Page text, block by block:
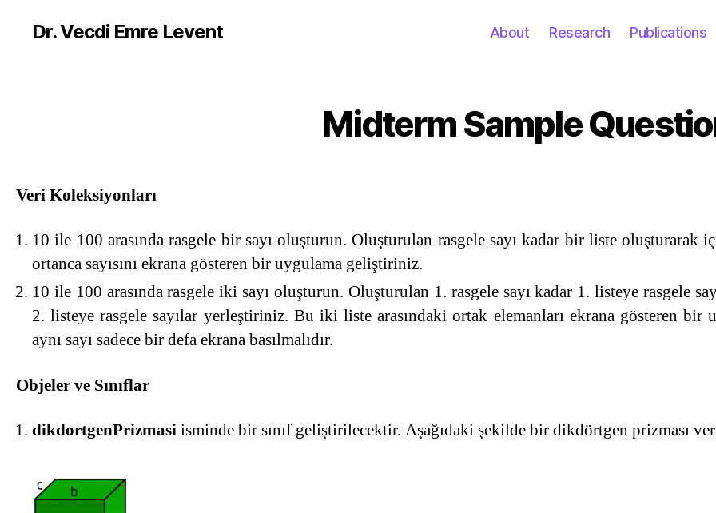
Dr. Vecdi Emre Levent About Research Publications
Categories
Midterm Sample
Veri Koleksiyonları
10 ile 100 arasında rasgele bir sayı oluşturun. Oluşturulan rasgele sayı kadar bir liste oluşturarak
ortanca sayısını ekrana gösteren bir uygulama geliştiriniz.
10 ile 100 arasında rasgele iki sayı oluşturun. Oluşturulan 1. rasgele sayı kadar 1. listeye rasgele
2. listeye rasgele sayılar yerleştiriniz. Bu iki liste arasındaki ortak elemanları ekrana gösteren
aynı sayı sadece bir defa ekrana basılmalıdır.
Objeler ve Sınıflar
dikdortgenPrizmasiisminde bir sınıf geliştirilecektir. Aşağıdaki şekilde bir dikdörtgen prizması